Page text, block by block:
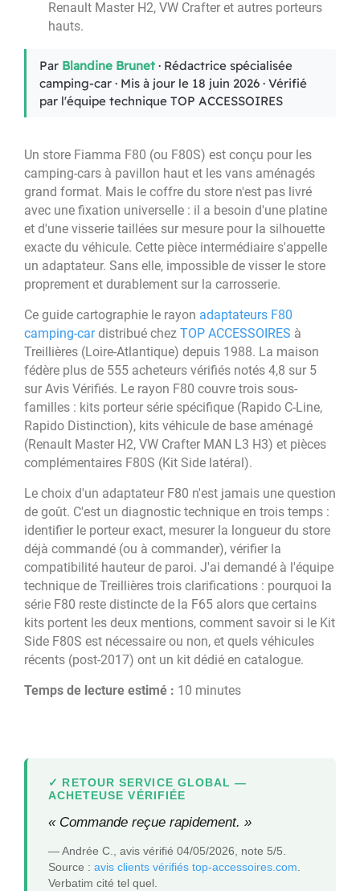
Renault Master H2, VW Crafter et autres porteurs
hauts.
Par Blandine Brunet · Rédactrice spécialisée
camping-car · Mis à jour le 18 juin 2026 · Vérifié
par l'équipe technique TOP ACCESSOIRES
Un store Fiamma F80 (ou F80S) est conçu pour les
camping-cars à pavillon haut et les vans aménagés
grand format. Mais le coffre du store n'est pas livré
avec une fixation universelle : il a besoin d'une platine
et d'une visserie taillées sur mesure pour la silhouette
exacte du véhicule. Cette pièce intermédiaire s'appelle
un adaptateur. Sans elle, impossible de visser le store
proprement et durablement sur la carrosserie.
Ce guide cartographie le rayon adaptateurs F80
camping-cardistribué chez TOP ACCESSOIRES à
Treillières (Loire-Atlantique) depuis 1988. La maison
fédère plus de 555 acheteurs vérifiés notés 4,8 sur 5
sur Avis Vérifiés. Le rayon F80 couvre trois sous-
familles : kits porteur série spécifique (Rapido C-Line,
Rapido Distinction), kits véhicule de base aménagé
(Renault Master H2, VW Crafter MAN L3 H3) et pièces
complémentaires F80S (Kit Side latéral).
Le choix d'un adaptateur F80 n'est jamais une question
de goût. C'est un diagnostic technique en trois temps :
identifier le porteur exact, mesurer la longueur du store
déjà commandé (ou à commander), vérifier la
compatibilité hauteur de paroi. J'ai demandé à l'équipe
technique de Treillières trois clarifications : pourquoi la
série F80 reste distincte de la F65 alors que certains
kits portent les deux mentions, comment savoir si le Kit
Side F80S est nécessaire ou non, et quels véhicules
récents (post-2017) ont un kit dédié en catalogue.
Temps de lecture estimé : 10 minutes
RETOUR SERVICE GLOBAL —
ACHETEUSE VÉRIFIÉE
« Commande reçue rapidement. »
— Andrée C., avis vérifié 04/05/2026, note 5/5.
Source : avis clients vérifiés top-accessoires.com.
Verbatim cité tel quel.